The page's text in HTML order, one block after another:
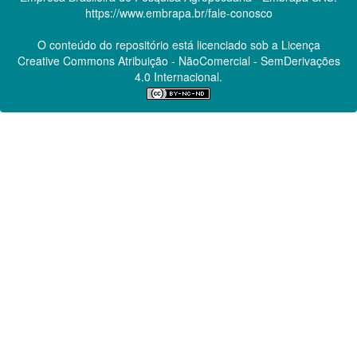
https://www.embrapa.br/fale-conosco
O conteúdo do repositório está licenciado sob a Licença
Creative CommonsAtribuição - NãoComercial - SemDerivações
4.0 Internacional.